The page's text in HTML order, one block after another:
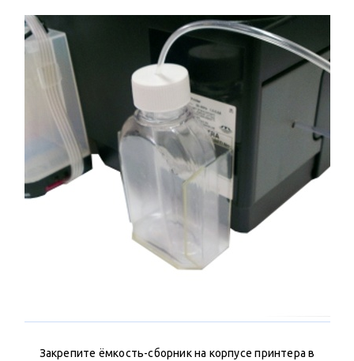
Закрепите ёмкость-сборник на корпусе принтера в